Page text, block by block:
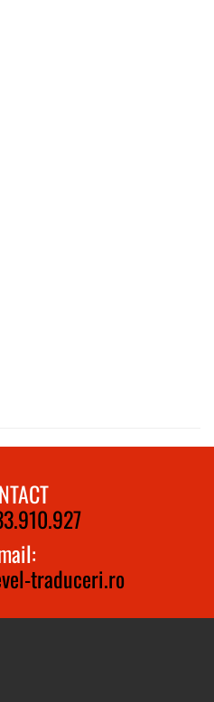
traduceri.ro